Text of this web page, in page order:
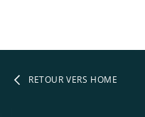
RETOUR VERS HOME